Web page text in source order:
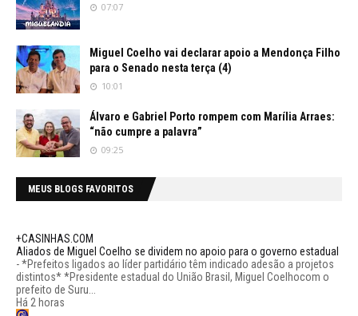
07:07
Miguel Coelho vai declarar apoio a Mendonça Filho
para o Senado nesta terça (4)
10:01
Álvaro e Gabriel Porto rompem com Marília Arraes:
“não cumpre a palavra”
09:25
MEUS BLOGS FAVORITOS
+CASINHAS.COM
Aliados de Miguel Coelho se dividem no apoio para o governo estadual
-*Prefeitos ligados ao líder partidário têm indicado adesão a projetos
distintos* *Presidente estadual do União Brasil, Miguel Coelhocom o
prefeito de Suru...
Há 2 horas